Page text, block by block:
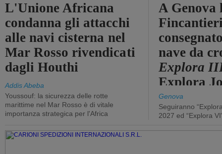
L'Unione Africana
condanna gli attacchi
alle navi cisterna nel
Mar Rosso rivendicati
dagli Houthi
Addis Abeba
Youssouf: la sicurezza delle rotte
marittime nel Mar Rosso è di vitale
importanza strategica per l'Africa
A Genova
nave da
Explora
Explora
Genova
Seguiranno
2027 ed “Explora